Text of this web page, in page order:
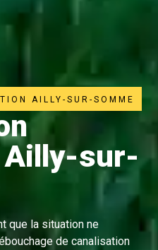
AILLY-SUR-SOMME
Ailly-sur-
que la situation ne
de canalisation